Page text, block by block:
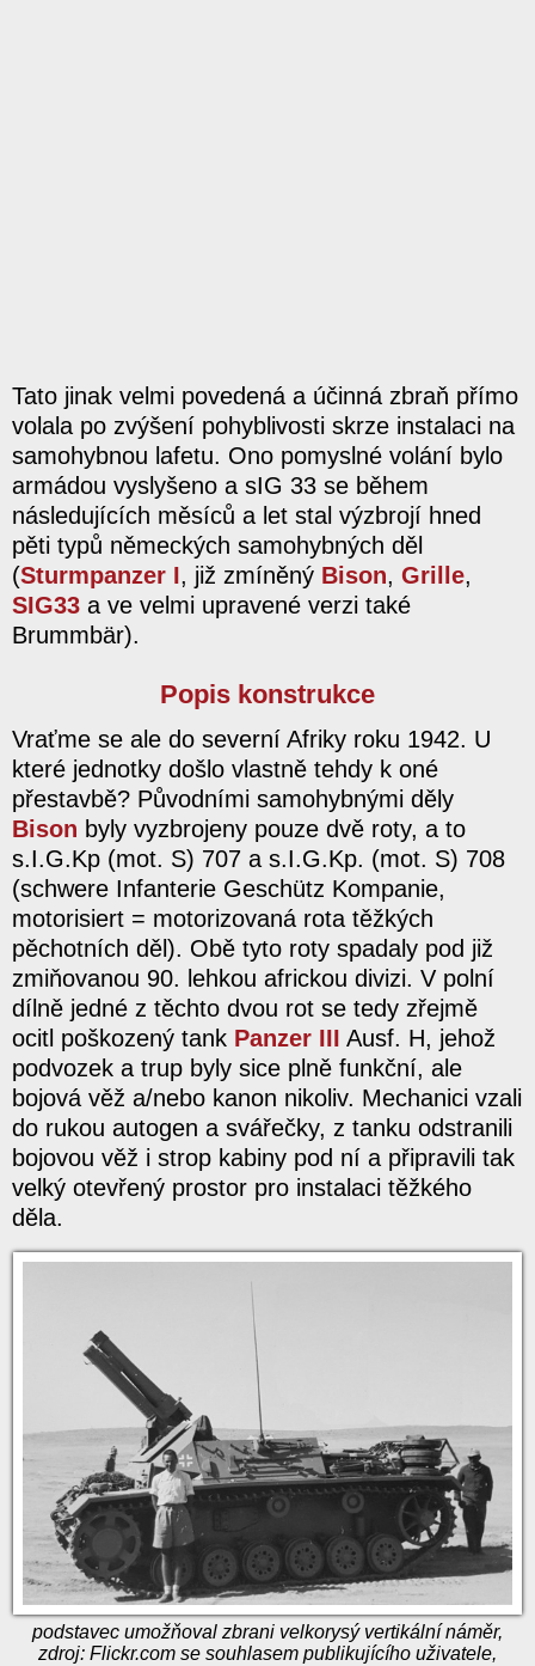
Tato jinak velmi povedená a účinná zbraň přímo
volala po zvýšení pohyblivosti skrze instalaci na
samohybnou lafetu. Ono pomyslné volání bylo
armádou vyslyšeno a sIG 33 se během
následujících měsíců a let stal výzbrojí hned
pěti typů německých samohybných děl
(Sturmpanzer I, již zmíněný Bison, Grille,
SIG33 a ve velmi upravené verzi také
Brummbär).
Popis konstrukce
Vraťme se ale do severní Afriky roku 1942. U
které jednotky došlo vlastně tehdy k oné
přestavbě? Původními samohybnými děly
Bison byly vyzbrojeny pouze dvě roty, a to
s.I.G.Kp (mot. S) 707 a s.I.G.Kp. (mot. S) 708
(schwere Infanterie Geschütz Kompanie,
motorisiert = motorizovaná rota těžkých
pěchotních děl). Obě tyto roty spadaly pod již
zmiňovanou 90. lehkou africkou divizi. V polní
dílně jedné z těchto dvou rot se tedy zřejmě
ocitl poškozený tank Panzer III Ausf. H, jehož
podvozek a trup byly sice plně funkční, ale
bojová věž a/nebo kanon nikoliv. Mechanici vzali
do rukou autogen a svářečky, z tanku odstranili
bojovou věž i strop kabiny pod ní a připravili tak
velký otevřený prostor pro instalaci těžkého
děla.
podstavec umožňoval zbrani velkorysý vertikální náměr,
zdroj: Flickr.com se souhlasem publikujícího uživatele,